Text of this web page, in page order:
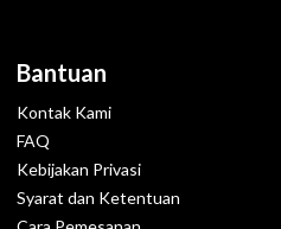
Bantuan
Kontak Kami
FAQ
Kebijakan Privasi
Syarat dan Ketentuan